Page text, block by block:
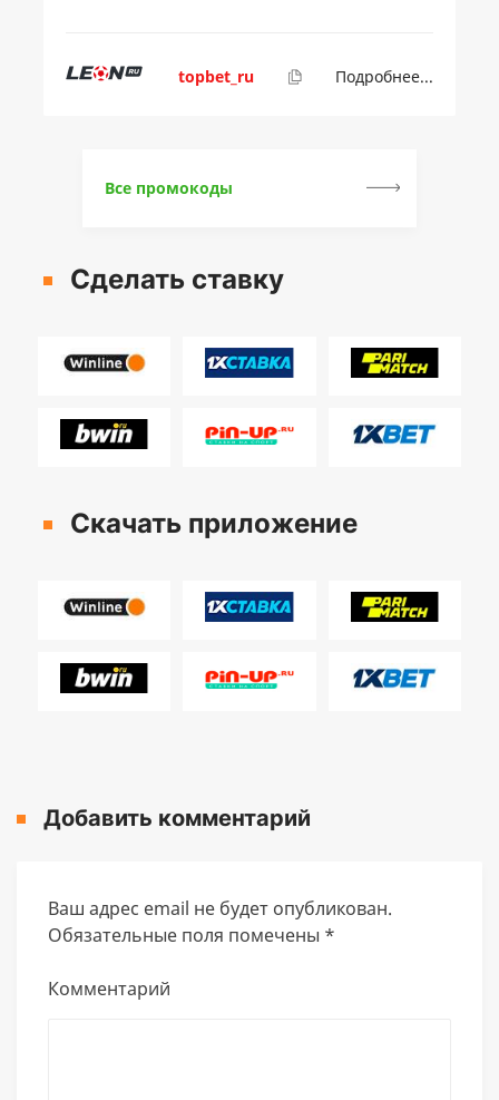
topbet_ru Подробнее...
Все промокоды
Сделать ставку
Скачать приложение
Добавить комментарий
Ваш адрес email не будет опубликован.
Обязательные поля помечены *
Комментарий